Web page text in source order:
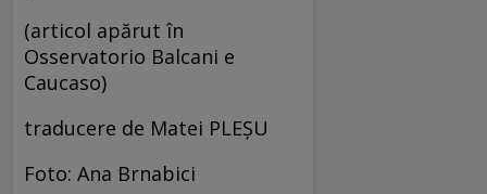
(articol apărut în
Osservatorio Balcani e
Caucaso)
traducere de Matei PLEȘU
Foto: Ana Brnabici